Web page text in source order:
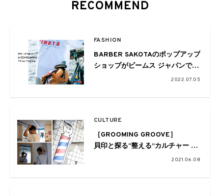
RECOMMEND
FASHION
BARBER SAKOTAのポップアップ
ショップがビームス ジャパンで。
PUMAとのトリプルコラボも2022.07.05
CULTURE
［GROOMING GROOVE］
貝印と探る“整える”カルチャー
#02 BARBER SAKOTAで考える
2021.06.08